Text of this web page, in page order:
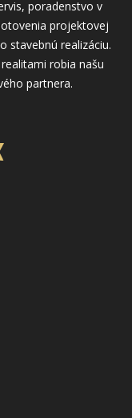
poradenstvo v
projektovej
stavebnú realizáciu.
robia našu
partnera.